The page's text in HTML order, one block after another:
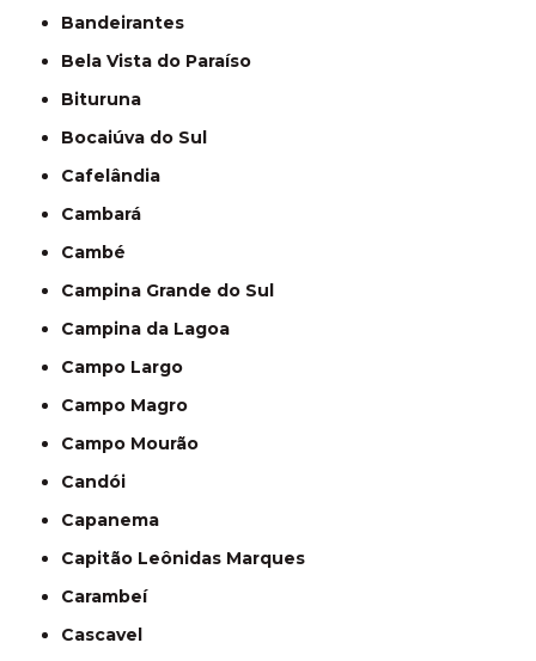
Bandeirantes
Bela Vista do Paraíso
Bituruna
Bocaiúva do Sul
Cafelândia
Cambará
Cambé
Campina Grande do Sul
Campina da Lagoa
Campo Largo
Campo Magro
Campo Mourão
Candói
Capanema
Capitão Leônidas Marques
Carambeí
Cascavel